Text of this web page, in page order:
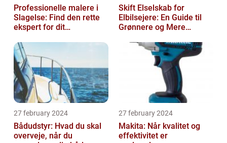
Professionelle malere i
Slagelse: Find den rette
ekspert for dit
Skift Elselskab for
Elbilsejere: En Guide til
Grønnere og Mere
27 february 2024
Bådudstyr: Hvad du skal
overveje, når du
27 february 2024
Makita: Når kvalitet og
effektivitet er